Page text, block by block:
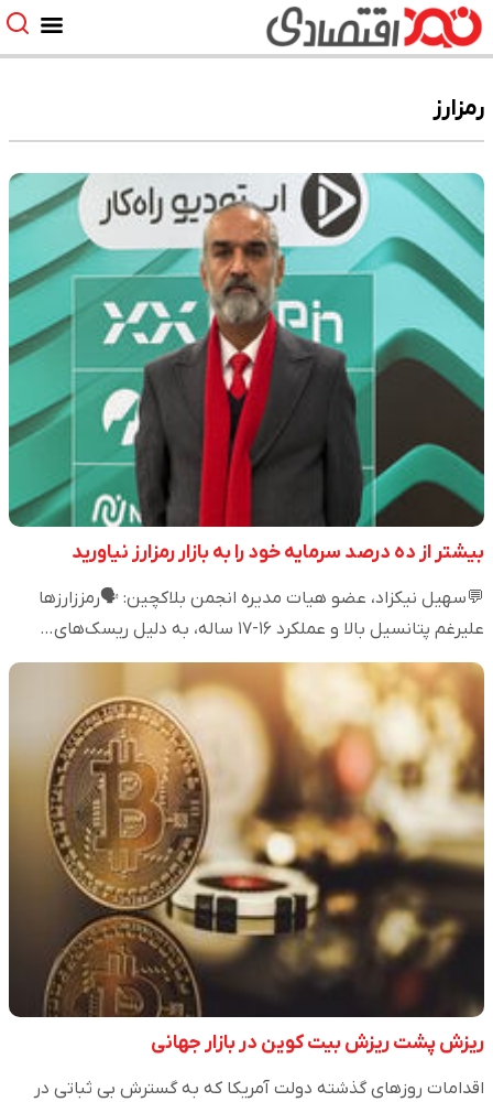
رمزارز
بیشتر از ده درصد سرمایه خود را به بازار رمزارز نیاورید
💬سهیل نیکزاد، عضو هیات مدیره انجمن بلاکچین: 🗣️رمززارزها
علیرغم پتانسیل بالا و عملکرد ۱۶-۱۷ ساله، به دلیل ریسک‌های…
ریزش پشت ریزش بیت کوین در بازار جهانی
اقدامات روزهای گذشته دولت آمریکا که به گسترش بی ثباتی در